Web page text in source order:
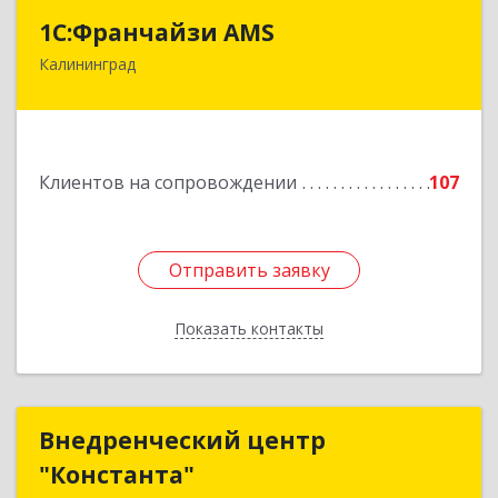
1С:Франчайзи AMS
Калининград
Клиентов на сопровождении 107
Отправить заявку
Показать контакты
238325, Калининградская обл, Гурьевский р-н,
Отправить заявку
Назад
Внедренческий центр
"Константа"
Внедренческий центр